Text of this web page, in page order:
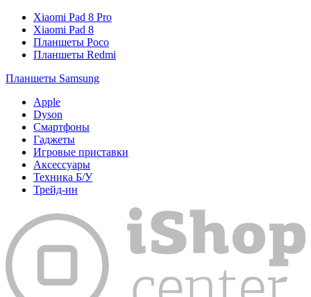
Xiaomi Pad 8 Pro
Xiaomi Pad 8
Планшеты Poco
Планшеты Redmi
Планшеты Samsung
Apple
Dyson
Смартфоны
Гаджеты
Игровые приставки
Аксессуары
Техника Б/У
Трейд-ин